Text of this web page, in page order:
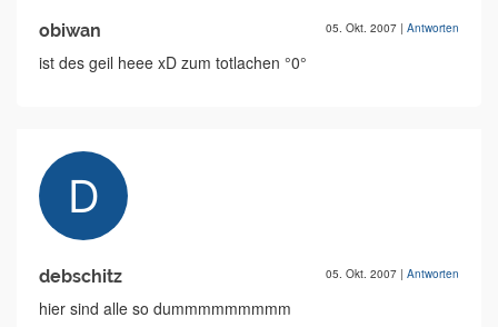
obiwan 05. Okt. 2007 | Antworten
ist des geil heee xD zum totlachen °0°
debschitz 05. Okt. 2007 | Antworten
hier sind alle so dummmmmmmmm